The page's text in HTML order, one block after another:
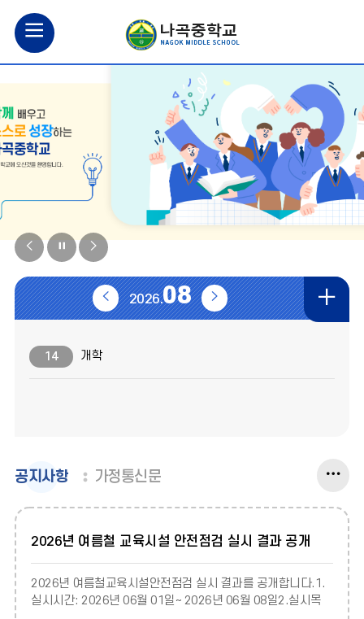
모
바
메
열
기
비
주
얼
전
비
주
얼
지
비
주
얼
음
이
전
2026.08
다
음
학
더
보
기
14 개학
공
지
사
항
공지사항 가정통신문
2026년 여름철 교육시설 안전점검 실시 결과 공개
2026년 여름철교육시설안전점검 실시 결과를 공개합니다.1.
실시시간: 2026년 06월 01일~ 2026년 06월 08일2.실시목